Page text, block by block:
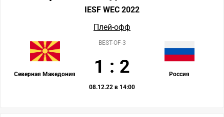
IESF WEC 2022
Плей-офф
Северная Македония Россия
BEST-OF-3
1 : 2
08.12.22 в 14:00